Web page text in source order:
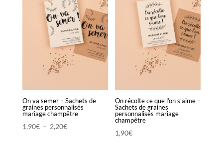
On va semer – Sachets de
graines personnalisés
mariage champêtre
1,90€ – 2,20€Plage
On récolte ce que l’on s’aime –
Sachets de graines
personnalisés mariage
champêtre
1,90€